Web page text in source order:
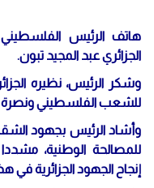
هاتف الرئيس
الجزائري عبد المجيد تبون.
وشكر الرئيس، نظيره
للشعب الفلسطيني ونصرة
وأشاد الرئيس بجهود
للمصالحة الوطنية،
إنجاح الجهود الجزائرية في